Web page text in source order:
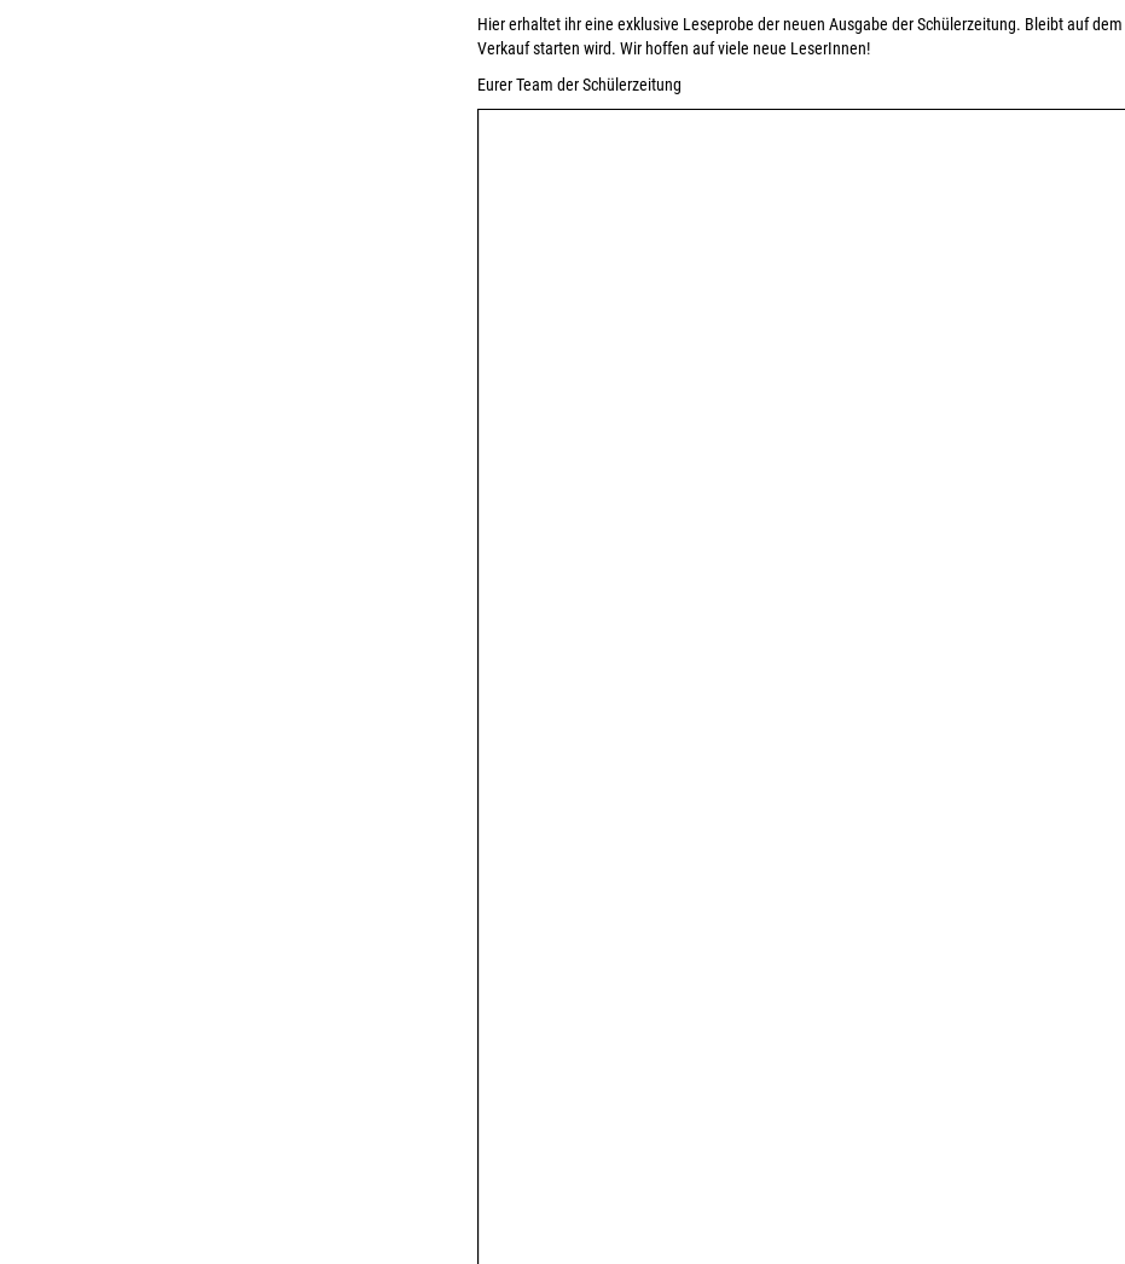
Hier erhaltet ihr eine exklusive Leseprobe der neuen Ausgabe der Schülerzeitung. Bleibt auf
Verkauf starten wird. Wir hoffen auf viele neue LeserInnen!
Eurer Team der Schülerzeitung